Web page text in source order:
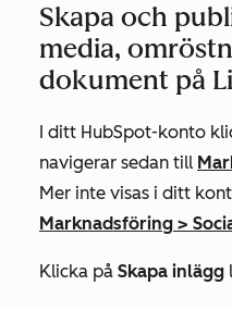
Skapa och
media,
dokument på
I ditt HubSpot-konto
navigerar sedan till
Mer inte visas i ditt
Marknadsföring >
Klicka på Skapa inlägg